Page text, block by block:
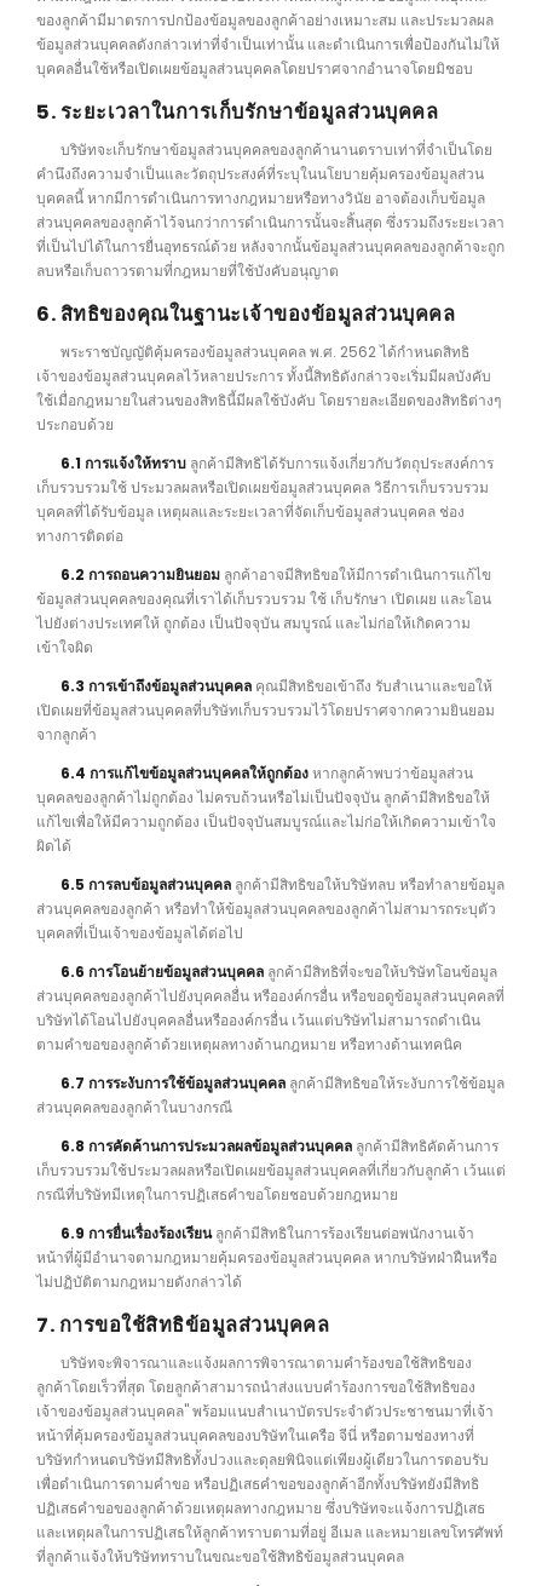
ของลูกค้ามีมาตรการปกป้องข้อมูลของลูกค้าอย่างเหมาะสม และประมวลผล
ข้อมูลส่วนบุคคลดังกล่าวเท่าที่จำเป็นเท่านั้น และดำเนินการเพื่อป้องกันไม่ให้
บุคคลอื่นใช้หรือเปิดเผยข้อมูลส่วนบุคคลโดยปราศจากอำนาจโดยมิชอบ
5. ระยะเวลาในการเก็บรักษาข้อมูลส่วนบุคคล
บริษัทจะเก็บรักษาข้อมูลส่วนบุคคลของลูกค้านานตราบเท่าที่จำเป็นโดย
คำนึงถึงความจำเป็นและวัตถุประสงค์ที่ระบุในนโยบายคุ้มครองข้อมูลส่วน
บุคคลนี้ หากมีการดำเนินการทางกฎหมายหรือทางวินัย อาจต้องเก็บข้อมูล
ส่วนบุคคลของลูกค้าไว้จนกว่าการดำเนินการนั้นจะสิ้นสุด ซึ่งรวมถึงระยะเวลา
ที่เป็นไปได้ในการยื่นอุทธรณ์ด้วย หลังจากนั้นข้อมูลส่วนบุคคลของลูกค้าจะถูก
ลบหรือเก็บถาวรตามที่กฎหมายที่ใช้บังคับอนุญาต
6. สิทธิของคุณในฐานะเจ้าของข้อมูลส่วนบุคคล
พระราชบัญญัติคุ้มครองข้อมูลส่วนบุคคล พ.ศ. 2562 ได้กำหนดสิทธิ
เจ้าของข้อมูลส่วนบุคคลไว้หลายประการ ทั้งนี้สิทธิดังกล่าวจะเริ่มมีผลบังคับ
ใช้เมื่อกฎหมายในส่วนของสิทธินี้มีผลใช้บังคับ โดยรายละเอียดของสิทธิต่างๆ
ประกอบด้วย
6.1 การแจ้งให้ทราบ ลูกค้ามีสิทธิได้รับการแจ้งเกี่ยวกับวัตถุประสงค์การ
เก็บรวบรวมใช้ ประมวลผลหรือเปิดเผยข้อมูลส่วนบุคคล วิธีการเก็บรวบรวม
บุคคลที่ได้รับข้อมูล เหตุผลและระยะเวลาที่จัดเก็บข้อมูลส่วนบุคคล ช่อง
ทางการติดต่อ
6.2 การถอนความยินยอม ลูกค้าอาจมีสิทธิขอให้มีการดำเนินการแก้ไข
ข้อมูลส่วนบุคคลของคุณที่เราได้เก็บรวบรวม ใช้ เก็บรักษา เปิดเผย และโอน
ไปยังต่างประเทศให้ ถูกต้อง เป็นปัจจุบัน สมบูรณ์ และไม่ก่อให้เกิดความ
เข้าใจผิด
6.3 การเข้าถึงข้อมูลส่วนบุคคล คุณมีสิทธิขอเข้าถึง รับสำเนาและขอให้
เปิดเผยที่ข้อมูลส่วนบุคคลที่บริษัทเก็บรวบรวมไว้โดยปราศจากความยินยอม
จากลูกค้า
6.4 การแก้ไขข้อมูลส่วนบุคคลให้ถูกต้องหากลูกค้าพบว่าข้อมูลส่วน
บุคคลของลูกค้าไม่ถูกต้อง ไม่ครบถ้วนหรือไม่เป็นปัจจุบัน ลูกค้ามีสิทธิขอให้
แก้ไขเพื่อให้มีความถูกต้อง เป็นปัจจุบันสมบูรณ์และไม่ก่อให้เกิดความเข้าใจ
ผิดได้
6.5 การลบข้อมูลส่วนบุคคล ลูกค้ามีสิทธิขอให้บริษัทลบ หรือทำลายข้อมูล
ส่วนบุคคลของลูกค้า หรือทำให้ข้อมูลส่วนบุคคลของลูกค้าไม่สามารถระบุตัว
บุคคลที่เป็นเจ้าของข้อมูลได้ต่อไป
6.6 การโอนย้ายข้อมูลส่วนบุคคล ลูกค้ามีสิทธิที่จะขอให้บริษัทโอนข้อมูล
ส่วนบุคคลของลูกค้าไปยังบุคคลอื่น หรือองค์กรอื่น หรือขอดูข้อมูลส่วนบุคคลที่
บริษัทได้โอนไปยังบุคคลอื่นหรือองค์กรอื่น เว้นแต่บริษัทไม่สามารถดำเนิน
ตามคำขอของลูกค้าด้วยเหตุผลทางด้านกฎหมาย หรือทางด้านเทคนิค
6.7 การระงับการใช้ข้อมูลส่วนบุคคล ลูกค้ามีสิทธิขอให้ระงับการใช้ข้อมูล
ส่วนบุคคลของลูกค้าในบางกรณี
6.8 การคัดค้านการประมวลผลข้อมูลส่วนบุคคล ลูกค้ามีสิทธิคัดค้านการ
เก็บรวบรวมใช้ประมวลผลหรือเปิดเผยข้อมูลส่วนบุคคลที่เกี่ยวกับลูกค้า เว้นแต่
กรณีที่บริษัทมีเหตุในการปฏิเสธคำขอโดยชอบด้วยกฎหมาย
6.9 การยื่นเรื่องร้องเรียน ลูกค้ามีสิทธิในการร้องเรียนต่อพนักงานเจ้า
หน้าที่ผู้มีอำนาจตามกฎหมายคุ้มครองข้อมูลส่วนบุคคล หากบริษัทฝ่าฝืนหรือ
ไม่ปฏิบัติตามกฎหมายดังกล่าวได้
7. การขอใช้สิทธิข้อมูลส่วนบุคคล
บริษัทจะพิจารณาและแจ้งผลการพิจารณาตามคำร้องขอใช้สิทธิของ
ลูกค้าโดยเร็วที่สุด โดยลูกค้าสามารถนำส่งแบบคำร้องการขอใช้สิทธิของ
เจ้าของข้อมูลส่วนบุคคล" พร้อมแนบสำเนาบัตรประจำตัวประชาชนมาที่เจ้า
หน้าที่คุ้มครองข้อมูลส่วนบุคคลของบริษัทในเครือ จีนี่ หรือตามช่องทางที่
บริษัทกำหนดบริษัทมีสิทธิทั้งปวงและดุลยพินิจแต่เพียงผู้เดียวในการตอบรับ
เพื่อดำเนินการตามคำขอ หรือปฏิเสธคำขอของลูกค้าอีกทั้งบริษัทยังมีสิทธิ
ปฏิเสธคำขอของลูกค้าด้วยเหตุผลทางกฎหมาย ซึ่งบริษัทจะแจ้งการปฏิเสธ
และเหตุผลในการปฏิเสธให้ลูกค้าทราบตามที่อยู่ อีเมล และหมายเลขโทรศัพท์
ที่ลูกค้าแจ้งให้บริษัททราบในขณะขอใช้สิทธิข้อมูลส่วนบุคคล